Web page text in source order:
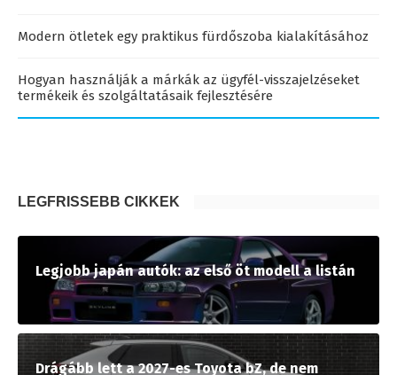
Modern ötletek egy praktikus fürdőszoba kialakításához
Hogyan használják a márkák az ügyfél-visszajelzéseket
termékeik és szolgáltatásaik fejlesztésére
LEGFRISSEBB CIKKEK
Legjobb japán autók: az első öt modell a listán
Drágább lett a 2027-es Toyota bZ, de nem